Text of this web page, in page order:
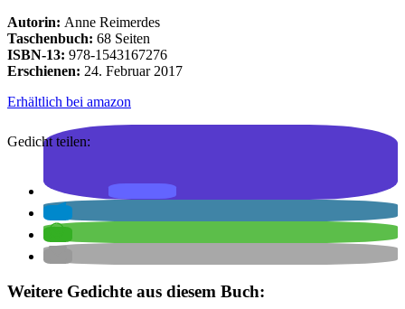
Autorin: Anne Reimerdes
Taschenbuch: 68 Seiten
ISBN-13: 978-1543167276
Erschienen: 24. Februar 2017
Erhältlich bei amazon
Gedicht teilen:
Weitere Gedichte aus diesem Buch: